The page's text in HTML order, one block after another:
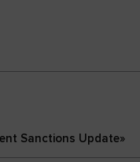
Sanctions Update»